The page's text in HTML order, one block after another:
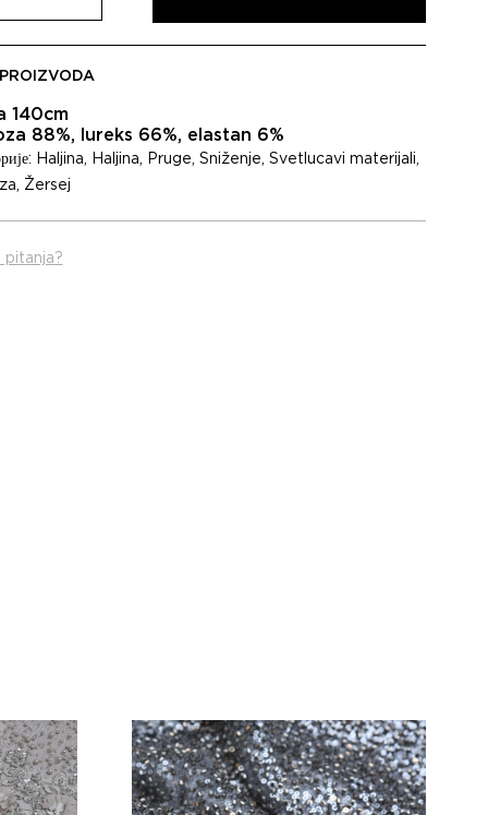
140cm
88%, lureks 66%, elastan 6%
Haljina, Haljina, Pruge, Sniženje, Svetlucavi materijali,
, Žersej
pitanja?